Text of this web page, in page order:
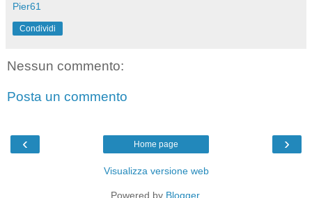
Pier61
Condividi
Nessun commento:
Posta un commento
‹ ›
Home page
Visualizza versione web
Powered by Blogger.